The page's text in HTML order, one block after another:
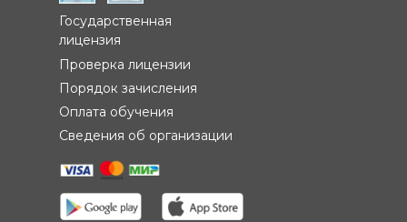
Государственная
лицензия
Сведения об организации
Проверка лицензии
Порядок зачисления
Оплата обучения